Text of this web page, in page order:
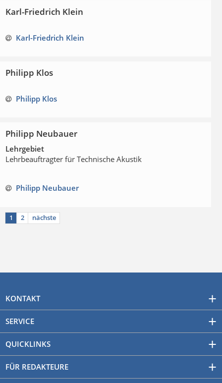
Karl-Friedrich Klein
Karl-Friedrich Klein
Philipp Klos
Philipp Klos
Philipp Neubauer
Lehrgebiet
Lehrbeauftragter für Technische Akustik
Philipp Neubauer
1 2 nächste
KONTAKT
SERVICE
QUICKLINKS
FÜR REDAKTEURE